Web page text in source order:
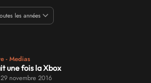
- Medias
une fois la Xbox
novembre 2016